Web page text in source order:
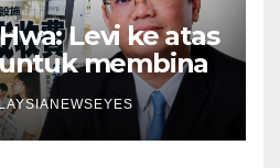
Levi ke atas
membina
satu
kekangan